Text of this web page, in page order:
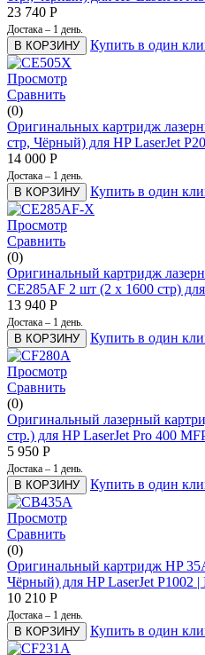
23 740 Р
Достака – 1 день.
В КОРЗИНУ Купить в один
Просмотр
Сравнить
(0)
Оригинальных картридж
стр, Чёрный) для HP LaserJet
14 000 Р
Достака – 1 день.
В КОРЗИНУ Купить в один
Просмотр
Сравнить
(0)
Оригинальный картридж
CE285AF 2 шт (2 x 1600 стр)
13 940 Р
Достака – 1 день.
В КОРЗИНУ Купить в один
Просмотр
Сравнить
(0)
Оригинальный лазерный
стр.) для HP LaserJet Pro 400
5 950 Р
Достака – 1 день.
В КОРЗИНУ Купить в один
Просмотр
Сравнить
(0)
Оригинальный картридж HP
Чёрный) для HP LaserJet P1002 |
10 210 Р
Достака – 1 день.
В КОРЗИНУ Купить в один